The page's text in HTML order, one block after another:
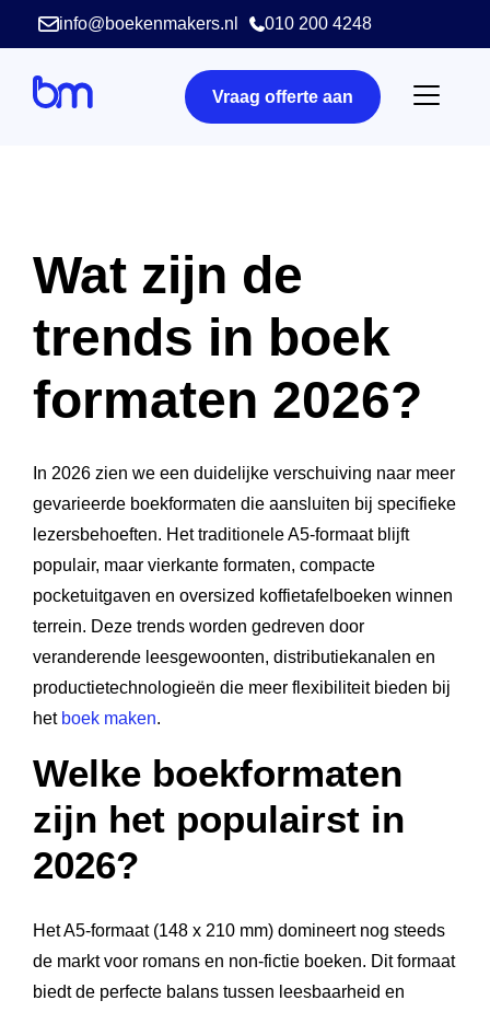
info@boekenmakers.nl 010 200 4248
Vraag offerte aan
Wat zijn de
trends in boek
formaten 2026?
In 2026 zien we een duidelijke verschuiving naar meer
gevarieerde boekformaten die aansluiten bij specifieke
lezersbehoeften. Het traditionele A5-formaat blijft
populair, maar vierkante formaten, compacte
pocketuitgaven en oversized koffietafelboeken winnen
terrein. Deze trends worden gedreven door
veranderende leesgewoonten, distributiekanalen en
productietechnologieën die meer flexibiliteit bieden bij
het boek maken.
Welke boekformaten
zijn het populairst in
2026?
Het A5-formaat (148 x 210 mm) domineert nog steeds
de markt voor romans en non-fictie boeken. Dit formaat
biedt de perfecte balans tussen leesbaarheid en